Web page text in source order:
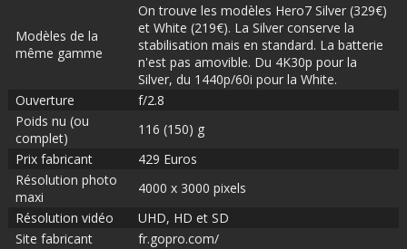
Modèles de la
même gamme
On trouve les modèles Hero7 Silver (329€)
et White (219€). La Silver conserve la
stabilisation mais en standard. La batterie
n'est pas amovible. Du 4K30p pour la
Silver, du 1440p/60i pour la White.
Ouverture
f/2.8
Poids nu (ou
complet)
116 (150) g
Prix fabricant
429 Euros
Résolution photo
maxi
4000 x 3000 pixels
Résolution vidéo
UHD, HD et SD
Site fabricant
fr.gopro.com/